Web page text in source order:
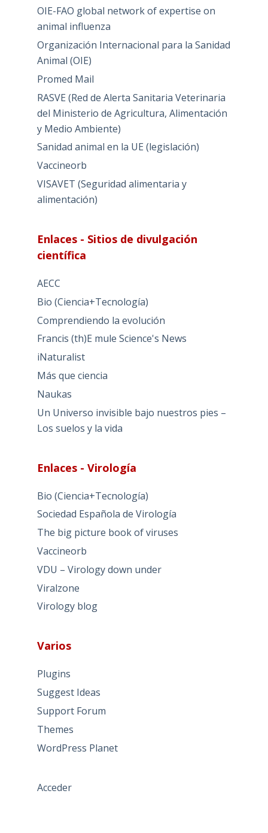
OIE-FAO global network of expertise on
animal influenza
Organización Internacional para la Sanidad
Animal (OIE)
Promed Mail
RASVE (Red de Alerta Sanitaria Veterinaria
del Ministerio de Agricultura, Alimentación
y Medio Ambiente)
Sanidad animal en la UE (legislación)
Vaccineorb
VISAVET (Seguridad alimentaria y
alimentación)
Enlaces - Sitios de divulgación
científica
AECC
Bio (Ciencia+Tecnología)
Comprendiendo la evolución
Francis (th)E mule Science's News
iNaturalist
Más que ciencia
Naukas
Un Universo invisible bajo nuestros pies –
Los suelos y la vida
Enlaces - Virología
Bio (Ciencia+Tecnología)
Sociedad Española de Virología
The big picture book of viruses
Vaccineorb
VDU – Virology down under
Viralzone
Virology blog
Varios
Plugins
Suggest Ideas
Support Forum
Themes
WordPress Planet
Acceder